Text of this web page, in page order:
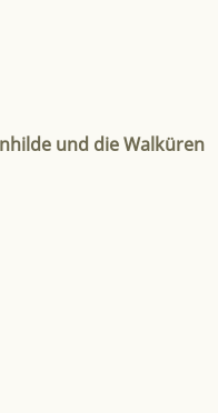
und die Walküren